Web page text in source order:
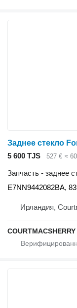
5 600 TJS 527 € ≈
Запчасть - заднее
E7NN9442082BA,
Ирландия,